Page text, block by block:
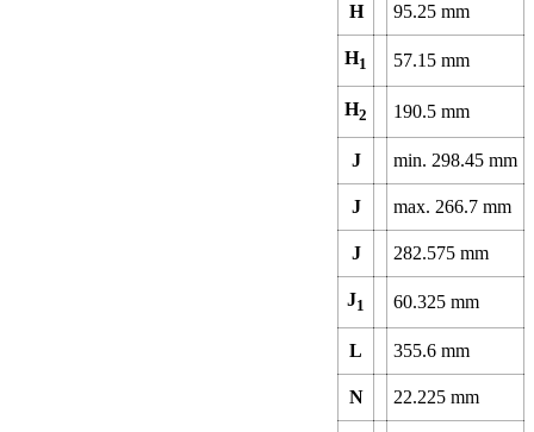
H 95.25 mm
H1 57.15 mm
H2 190.5 mm
J min. 298.45 mm
J max. 266.7 mm
J 282.575 mm
J1 60.325 mm
L 355.6 mm
N 22.225 mm